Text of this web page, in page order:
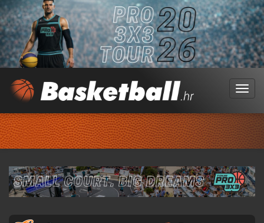
Menu